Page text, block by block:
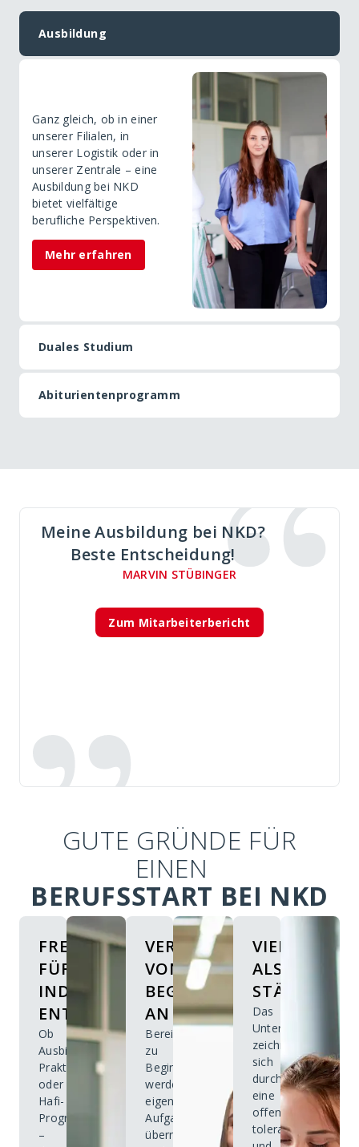
Ausbildung
Duales Studium
Abiturientenprogramm
Ganz gleich, ob in einer
unserer Filialen, in
unserer Logistik oder in
unserer Zentrale – eine
Ausbildung bei NKD
bietet vielfältige
berufliche Perspektiven.
Mehr erfahren
Meine Ausbildung bei NKD?
Beste Entscheidung!
MARVIN STÜBINGER
Zum Mitarbeiterbericht
GUTE GRÜNDE FÜR
EINEN
BERUFSSTART BEI NKD
FREIRÄUME
FÜR
INDIVIDUELLE
ENTWICKLUNG
Ob
Ausbildung,
Praktikum
oder
Hafi-
Programm
–
VERANTWORTUNG
VON
BEGINN
AN
Bereits
zu
Beginn
werden
eigenständige
Aufgaben
übernommen
VIELFALT
ALS
STÄRKE
Das
Unternehmen
zeichnet
sich
durch
eine
offene,
tolerante